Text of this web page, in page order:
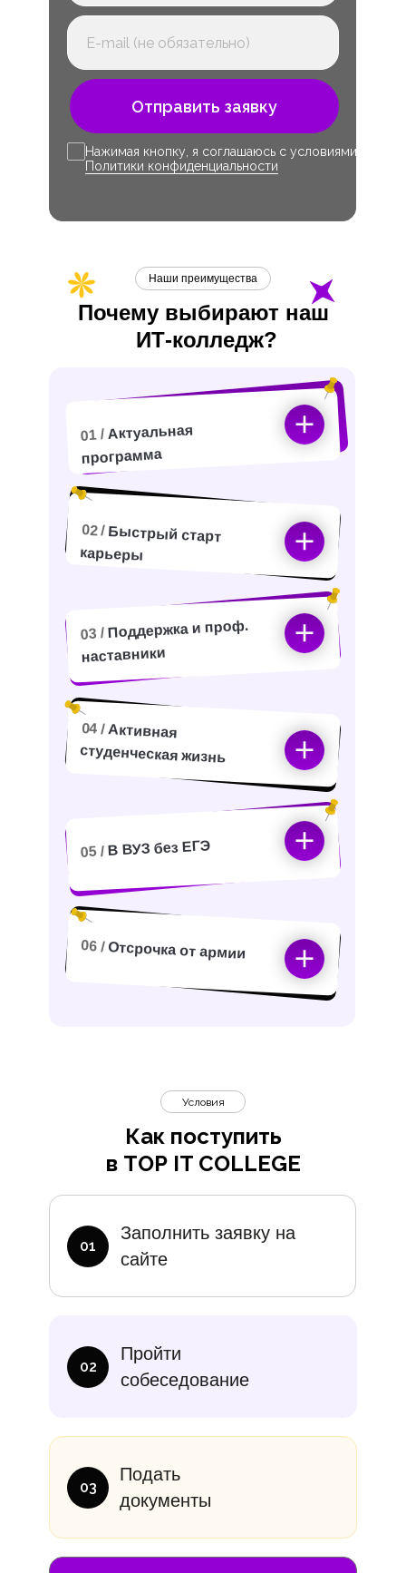
Отправить заявку
Нажимая кнопку, я соглашаюсь с условиями
Политики конфиденциальности
Почему выбирают наш
ИТ-колледж?
Наши преимущества
01 / Актуальная
программа
02 / Быстрый старт
карьеры
04 /Активная
студенческая жизнь
05 / В ВУЗ без ЕГЭ
06 / Отсрочка от армии
03 / Поддержка и проф.
наставники
Подать
документы
Пройти
собеседование
Заполнить заявку на
сайте
Как поступить
в TOP IT COLLEGE
Условия
01
02
03
10 000₽